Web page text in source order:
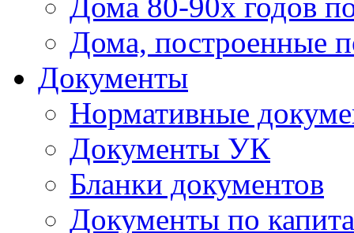
Дома, построенные
Документы
Нормативные
Документы УК
Бланки документов
Документы по